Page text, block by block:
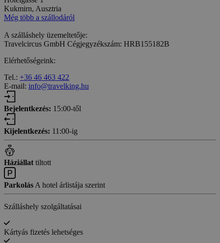
Kukmirn, Ausztria
Még több a szállodáról
A szálláshely üzemeltetője:
Travelcircus GmbH Cégjegyzékszám: HRB155182B
Elérhetőségeink:
Tel.: +36 46 463 422
E-mail: info@travelking.hu
Bejelentkezés: 15:00-től
Kijelentkezés: 11:00-ig
Háziállat tiltott
Parkolás A hotel árlistája szerint
Szálláshely szolgáltatásai
Kártyás fizetés lehetséges